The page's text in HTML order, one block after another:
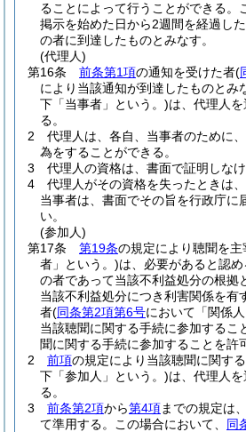
ることによって行うことができる。
掲示を始めた日から2週間を経過し
の者に到達したものとみなす。
(代理人)
第16条
前条第1項の通知を受けた者(
により当該通知が到達したものとみ
下「当事者」という。)は、代理人
る。
2
代理人は、各自、当事者のために
為をすることができる。
3
代理人の資格は、書面で証明しなけ
4
代理人がその資格を失ったときは
当事者は、書面でその旨を行政庁に
い。
(参加人)
第17条
第19条の規定により聴聞を主
者」という。)は、必要があると認
の者であって当該不利益処分の根拠
当該不利益処分につき利害関係を有
者(同条第2項第6号において「関係
当該聴聞に関する手続に参加するこ
聞に関する手続に参加することを許
2
前項の規定により当該聴聞に関す
下「参加人」という。)は、代理人
る。
3
前条第2項から第4項までの規定は、
て準用する。
この場合において、 同